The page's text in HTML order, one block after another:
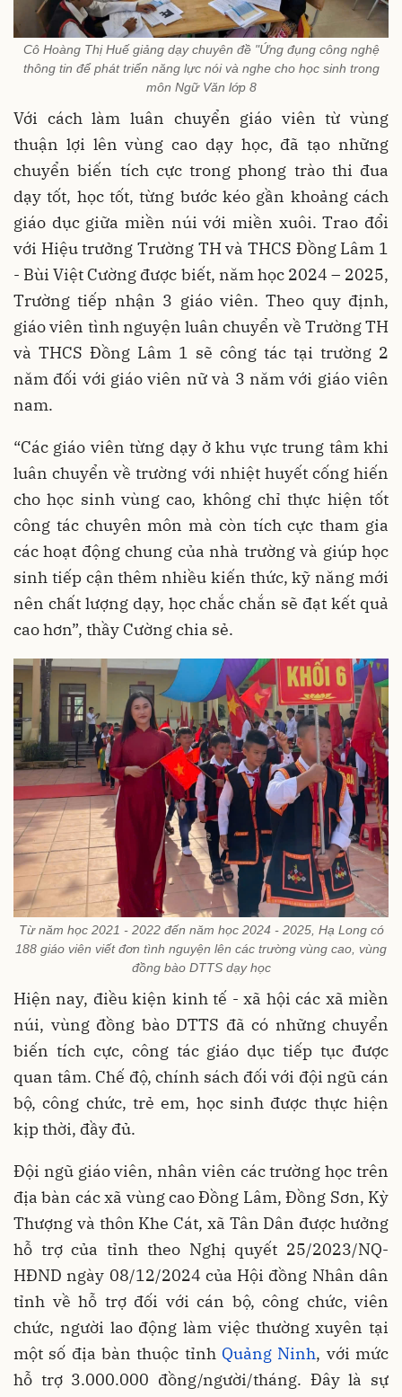
Cô Hoàng Thị Huế giảng dạy chuyên đề "Ứng đụng công nghệ
thông tin để phát triển năng lực nói và nghe cho học sinh trong
môn Ngữ Văn lớp 8
Với cách làm luân chuyển giáo viên từ vùng
thuận lợi lên vùng cao dạy học, đã tạo những
chuyển biến tích cực trong phong trào thi đua
dạy tốt, học tốt, từng bước kéo gần khoảng cách
giáo dục giữa miền núi với miền xuôi. Trao đổi
với Hiệu trưởng Trường TH và THCS Đồng Lâm 1
- Bùi Việt Cường được biết, năm học 2024 – 2025,
Trường tiếp nhận 3 giáo viên. Theo quy định,
giáo viên tình nguyện luân chuyển về Trường TH
và THCS Đồng Lâm 1 sẽ công tác tại trường 2
năm đối với giáo viên nữ và 3 năm với giáo viên
nam.
“Các giáo viên từng dạy ở khu vực trung tâm khi
luân chuyển về trường với nhiệt huyết cống hiến
cho học sinh vùng cao, không chỉ thực hiện tốt
công tác chuyên môn mà còn tích cực tham gia
các hoạt động chung của nhà trường và giúp học
sinh tiếp cận thêm nhiều kiến thức, kỹ năng mới
nên chất lượng dạy, học chắc chắn sẽ đạt kết quả
cao hơn”, thầy Cường chia sẻ.
Từ năm học 2021 - 2022 đến năm học 2024 - 2025, Hạ Long có
188 giáo viên viết đơn tình nguyện lên các trường vùng cao, vùng
đồng bào DTTS dạy học
Hiện nay, điều kiện kinh tế - xã hội các xã miền
núi, vùng đồng bào DTTS đã có những chuyển
biến tích cực, công tác giáo dục tiếp tục được
quan tâm. Chế độ, chính sách đối với đội ngũ cán
bộ, công chức, trẻ em, học sinh được thực hiện
kịp thời, đầy đủ.
Đội ngũ giáo viên, nhân viên các trường học trên
địa bàn các xã vùng cao Đồng Lâm, Đồng Sơn, Kỳ
Thượng và thôn Khe Cát, xã Tân Dân được hưởng
hỗ trợ của tỉnh theo Nghị quyết 25/2023/NQ-
HĐND ngày 08/12/2024 của Hội đồng Nhân dân
tỉnh về hỗ trợ đối với cán bộ, công chức, viên
chức, người lao động làm việc thường xuyên tại
một số địa bàn thuộc tỉnh Quảng Ninh, với mức
hỗ trợ 3.000.000 đồng/người/tháng. Đây là sự